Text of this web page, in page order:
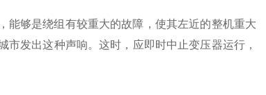
够是绕组有较重大的故障，使其左近的整机重大
发出这种声响。这时，应即时中止变压器运行，